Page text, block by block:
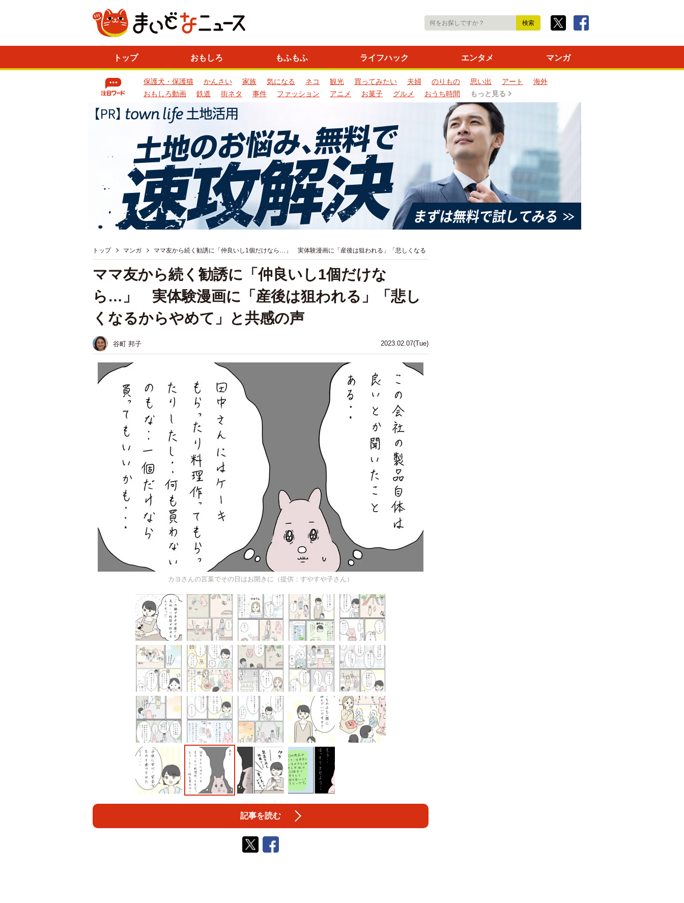
トップ おもしろ もふもふ ライフハック エンタメ マンガ
保護犬・保護猫 かんさい 家族 気になる ネコ 観光 買ってみたい 夫婦 のりもの 思い出 アート
海外
おもしろ動画
鉄道 街ネタ 事件 ファッション アニメ お菓子 グルメ おうち時間 もっと見る
トップ マンガ ママ友から続く勧誘に「仲良いし1個だけなら…」 実体験漫画に「産後は狙われる」「悲しくなる
2023.02.07(Tue)
ママ友から続く勧誘に「仲良いし1個だけな
ら…」 実体験漫画に「産後は狙われる」「悲し
くなるからやめて」と共感の声
谷町 邦子
カヨさんの言葉でその日はお開きに（提供：すやすや子さん）
記事を読む